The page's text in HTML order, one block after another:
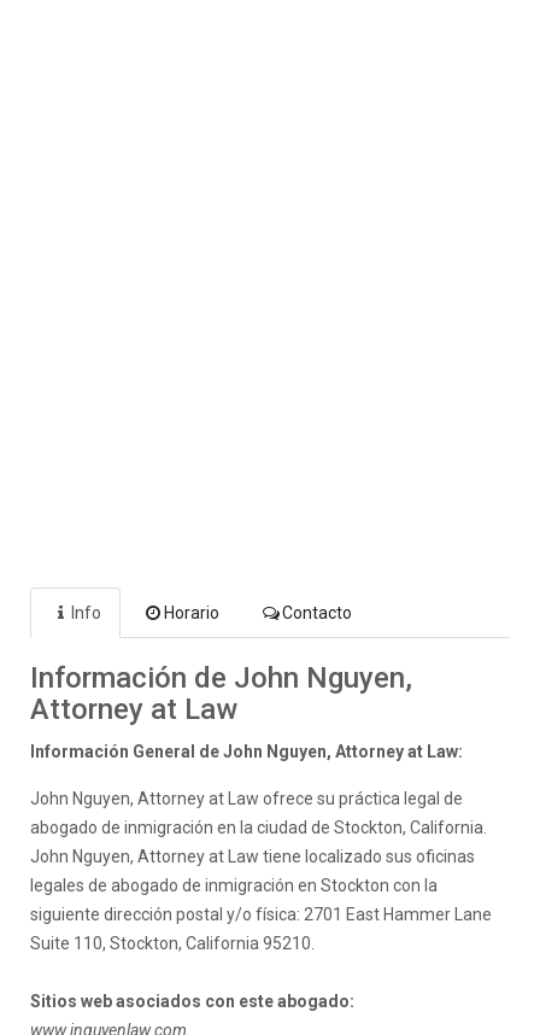
Info Horario Contacto
Información de John Nguyen,
Attorney at Law
Información General de John Nguyen, Attorney at Law:
John Nguyen, Attorney at Law ofrece su práctica legal de
abogado de inmigración en la ciudad de Stockton, California.
John Nguyen, Attorney at Law tiene localizado sus oficinas
legales de abogado de inmigración en Stockton con la
siguiente dirección postal y/o física: 2701 East Hammer Lane
Suite 110, Stockton, California 95210.
Sitios web asociados con este abogado:
www.jnguyenlaw.com